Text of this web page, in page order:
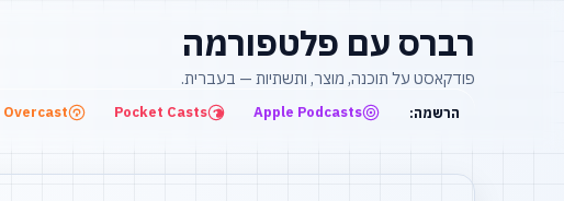
רברס עם פלטפורמה
פודקאסט על תוכנה, מוצר, ותשתיות — בעברית.
הרשמה: Apple Podcasts
Pocket Casts
Overcast